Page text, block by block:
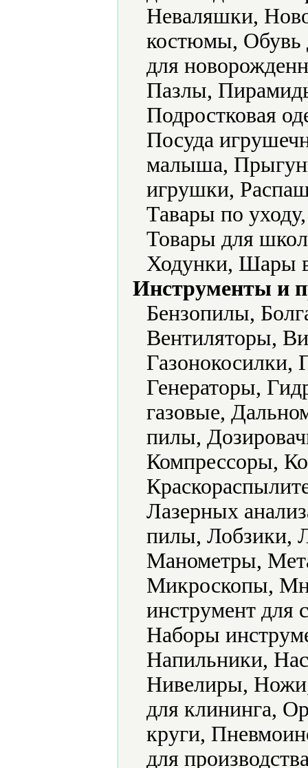
Неваляшки,
костюмы, Обувь
для
Пазлы,
Подростковая
Посуда
малыша,
игрушки,
Тавары по
Товары для
Ходунки, Шары
Инструменты и
Бензопилы,
Вентиляторы,
Газонокосилки,
Генераторы,
газовые,
пилы,
Компрессоры,
Лазерных
пилы, Лобзики,
Манометры,
Микроскопы,
инструмент
Наборы
Напильники,
Нивелиры,
для клининга,
круги,
для